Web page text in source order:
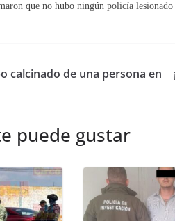
que no hubo ningún policía lesionado
calcinado de una persona en
puede gustar